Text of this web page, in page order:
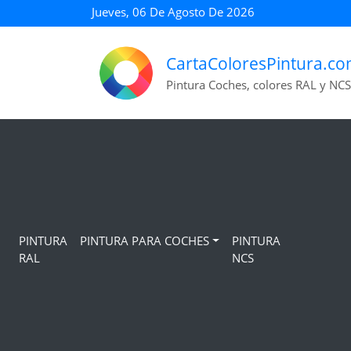
Jueves, 06 De Agosto De 2026
Pintura Coches, colores RAL y NCS
PINTURA
RAL
PINTURA PARA COCHES
PINTURA
NCS